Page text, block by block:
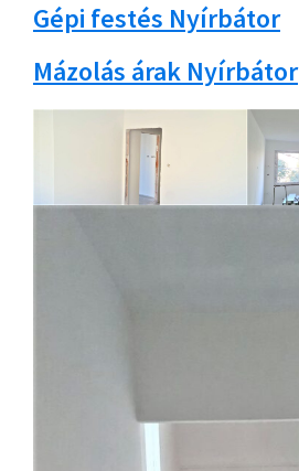
Gépi festés Nyírbátor
Mázolás árak Nyírbátor